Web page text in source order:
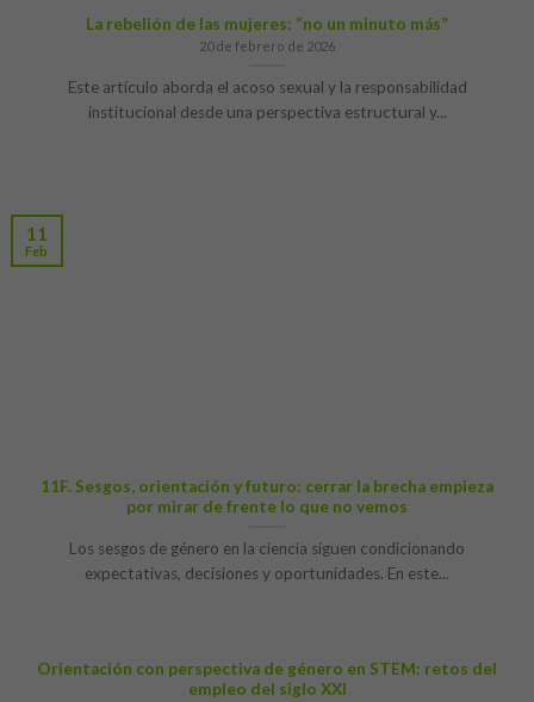
La rebelión de las mujeres: “no un minuto más”
20 de febrero de 2026
Este artículo aborda el acoso sexual y la responsabilidad
institucional desde una perspectiva estructural y...
11F. Sesgos, orientación y futuro: cerrar la brecha empieza
por mirar de frente lo que no vemos
Los sesgos de género en la ciencia siguen condicionando
expectativas, decisiones y oportunidades. En este...
11
Feb
Orientación con perspectiva de género en STEM: retos del
empleo del siglo XXI